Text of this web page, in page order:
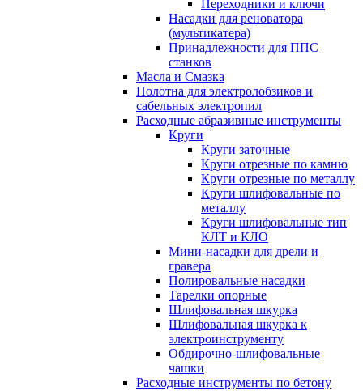
Переходники и ключи
Насадки для реноватора
(мультикатера)
Принадлежности для ППС
станков
Масла и Смазка
Полотна для электролобзиков и
сабельных электропил
Расходные абразивные инcтрументы
Круги
Круги заточные
Круги отрезные по камню
Круги отрезные по металлу
Круги шлифовальные по
металлу
Круги шлифовальные тип
КЛТ и КЛО
Мини-насадки для дрели и
гравера
Полировальные насадки
Тарелки опорные
Шлифовальная шкурка
Шлифовальная шкурка к
электроинструменту
Обдирочно-шлифовальные
чашки
Расходные инструменты по бетону